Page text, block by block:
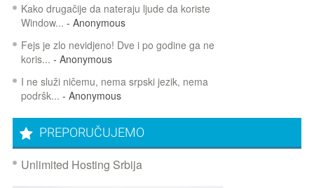
Kako drugačije da nateraju ljude da koriste
Window... - Anonymous
Fejs je zlo nevidjeno! Dve i po godine ga ne
koris... - Anonymous
I ne služi ničemu, nema srpski jezik, nema
podršk... - Anonymous
PREPORUČUJEMO
Unlimited Hosting Srbija